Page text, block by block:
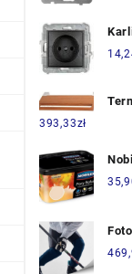
393,33zł
Kij